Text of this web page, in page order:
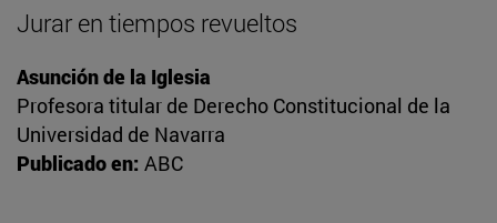
Jurar en tiempos revueltos
Asunción de la Iglesia
Profesora titular de Derecho Constitucional de la
Universidad de Navarra
Publicado en: ABC